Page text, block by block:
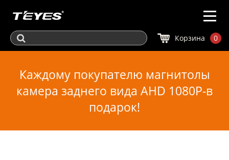
Корзина 0
Каждому покупателю магнитолы
камера заднего вида AHD 1080P-в
подарок!